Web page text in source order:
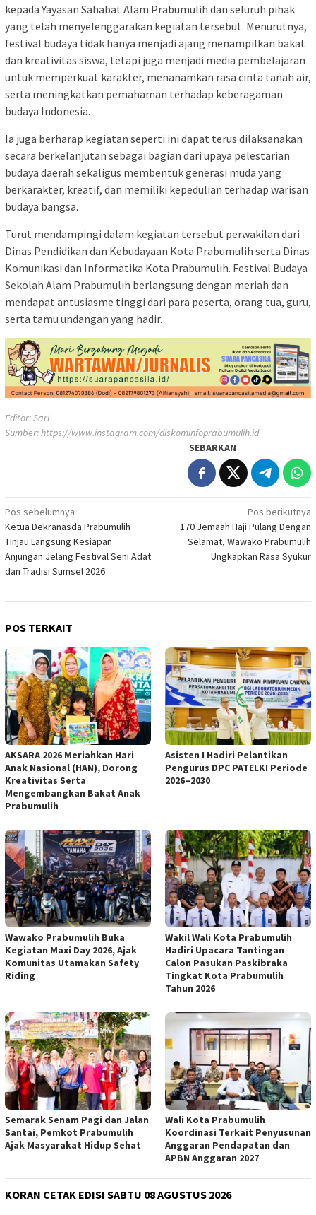
kepada Yayasan Sahabat Alam Prabumulih dan seluruh pihak
yang telah menyelenggarakan kegiatan tersebut. Menurutnya,
festival budaya tidak hanya menjadi ajang menampilkan bakat
dan kreativitas siswa, tetapi juga menjadi media pembelajaran
untuk memperkuat karakter, menanamkan rasa cinta tanah air,
serta meningkatkan pemahaman terhadap keberagaman
budaya Indonesia.
Ia juga berharap kegiatan seperti ini dapat terus dilaksanakan
secara berkelanjutan sebagai bagian dari upaya pelestarian
budaya daerah sekaligus membentuk generasi muda yang
berkarakter, kreatif, dan memiliki kepedulian terhadap warisan
budaya bangsa.
Turut mendampingi dalam kegiatan tersebut perwakilan dari
Dinas Pendidikan dan Kebudayaan Kota Prabumulih serta Dinas
Komunikasi dan Informatika Kota Prabumulih. Festival Budaya
Sekolah Alam Prabumulih berlangsung dengan meriah dan
mendapat antusiasme tinggi dari para peserta, orang tua, guru,
serta tamu undangan yang hadir.
Editor: Sari
Sumber:https://www.instagram.com/diskominfoprabumulih.id
SEBARKAN
Navigasi
pos
Pos sebelumnya
Ketua Dekranasda Prabumulih
Tinjau Langsung Kesiapan
Anjungan Jelang Festival Seni Adat
dan Tradisi Sumsel 2026
Pos berikutnya
170 Jemaah Haji Pulang Dengan
Selamat, Wawako Prabumulih
Ungkapkan Rasa Syukur
POS TERKAIT
AKSARA 2026 Meriahkan Hari
Anak Nasional (HAN), Dorong
Kreativitas Serta
Mengembangkan Bakat Anak
Prabumulih
Asisten I Hadiri Pelantikan
Pengurus DPC PATELKI Periode
2026–2030
Wawako Prabumulih Buka
Kegiatan Maxi Day 2026, Ajak
Komunitas Utamakan Safety
Riding
Wakil Wali Kota Prabumulih
Hadiri Upacara Tantingan
Calon Pasukan Paskibraka
Tingkat Kota Prabumulih
Tahun 2026
Semarak Senam Pagi dan Jalan
Santai, Pemkot Prabumulih
Ajak Masyarakat Hidup Sehat
Wali Kota Prabumulih
Koordinasi Terkait Penyusunan
Anggaran Pendapatan dan
APBN Anggaran 2027
KORAN CETAK EDISI SABTU 08 AGUSTUS 2026